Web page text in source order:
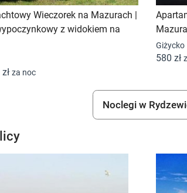
Wieczorek na Mazurach |
z widokiem na
za noc
Giżycko
580 zł
Noclegi w